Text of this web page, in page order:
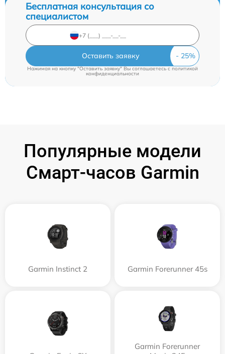
Бесплатная консультация со
специалистом
Оставить заявку
Нажимая на кнопку "Оставить заявку" Вы соглашаетесь cполитикой
конфиденциальности
Популярные модели
Смарт-часов Garmin
Garmin Instinct 2 Garmin Forerunner 45s
Garmin Forerunner